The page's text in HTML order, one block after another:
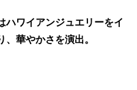
ハワイアンジュエリーをイ
華やかさを演出。